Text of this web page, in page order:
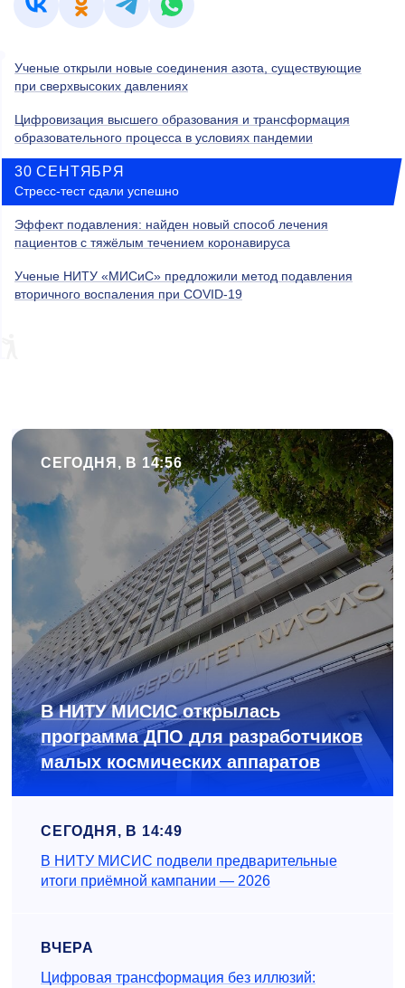
Ученые открыли новые соединения азота, существующие
при сверхвысоких давлениях
Цифровизация высшего образования и трансформация
образовательного процесса в условиях пандемии
30 СЕНТЯБРЯ
Стресс-тест сдали успешно
Эффект подавления: найден новый способ лечения
пациентов с тяжёлым течением коронавируса
Ученые НИТУ «МИСиС» предложили метод подавления
вторичного воспаления при COVID-19
СЕГОДНЯ, В 14:56
В НИТУ МИСИС открылась
программа ДПО для разработчиков
малых космических аппаратов
СЕГОДНЯ, В 14:49
В НИТУ МИСИС подвели предварительные
итоги приёмной кампании — 2026
ВЧЕРА
Цифровая трансформация без иллюзий: